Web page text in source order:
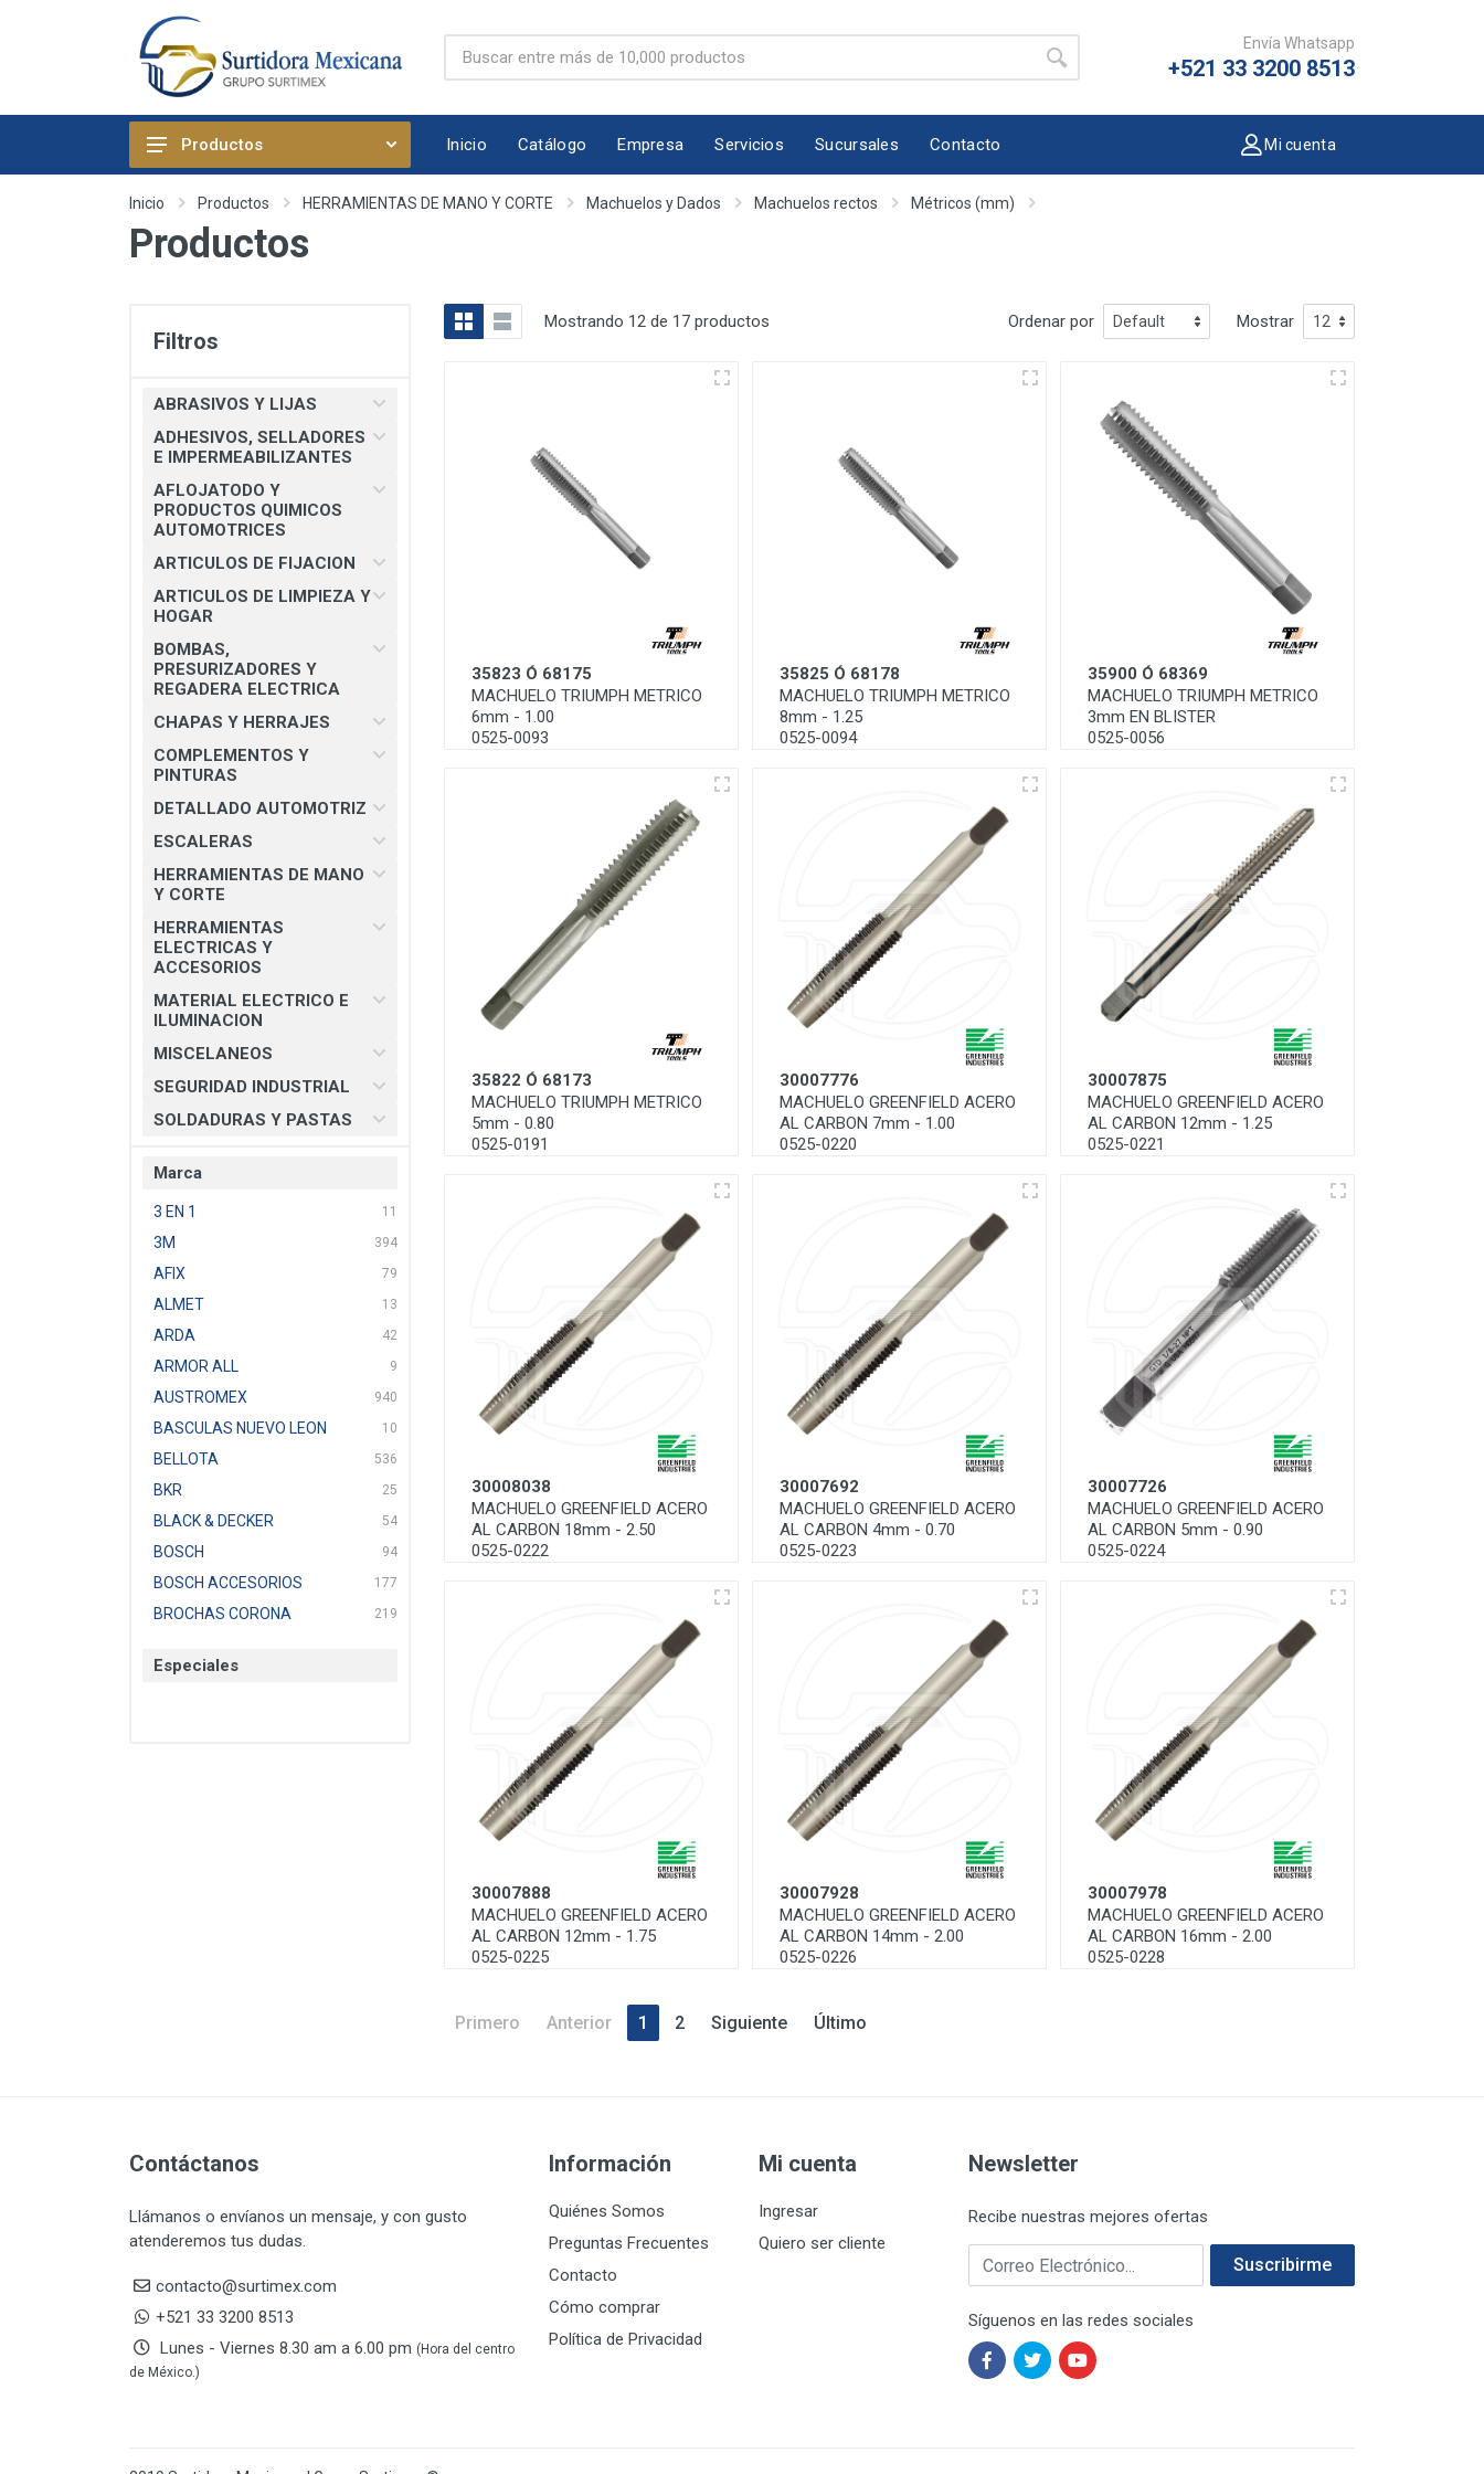
Envía Whatsapp
+521 33 3200 8513
ABRASIVOS Y LIJAS
ADHESIVOS, SELLADORES E
IMPERMEABILIZANTES
ARTICULOS DE FIJACION
HOGAR
BOMBAS, PRESURIZADORES Y
REGADERA ELECTRICA
CHAPAS Y HERRAJES
ESCALERAS
HERRAMIENTAS DE MANO Y
CORTE
HERRAMIENTAS ELECTRICAS Y
MATERIAL ELECTRICO E
MISCELANEOS
PRODUCTOS 3M
SOLDADURAS Y PASTAS
Productos Inicio Catálogo Empresa Servicios Sucursales Contacto Mi cuenta
Inicio Productos HERRAMIENTAS DE MANO Y CORTE Machuelos y Dados Machuelos rectos Métricos (mm)
Productos
Filtros
ABRASIVOS Y LIJAS
ADHESIVOS, SELLADORES
E IMPERMEABILIZANTES
AFLOJATODO Y
PRODUCTOS QUIMICOS
AUTOMOTRICES
ARTICULOS DE FIJACION
ARTICULOS DE LIMPIEZA Y
HOGAR
BOMBAS,
PRESURIZADORES Y
REGADERA ELECTRICA
CHAPAS Y HERRAJES
COMPLEMENTOS Y
PINTURAS
DETALLADO AUTOMOTRIZ
ESCALERAS
HERRAMIENTAS DE MANO
Y CORTE
HERRAMIENTAS
ELECTRICAS Y
ACCESORIOS
MATERIAL ELECTRICO E
ILUMINACION
MISCELANEOS
SEGURIDAD INDUSTRIAL
SOLDADURAS Y PASTAS
Marca
3 EN 1 11
3M 394
AFIX 79
ALMET 13
ARDA 42
ARMOR ALL 9
AUSTROMEX 940
BASCULAS NUEVO LEON 10
BELLOTA 536
BKR 25
BLACK & DECKER 54
BOSCH 94
BOSCH ACCESORIOS 177
BROCHAS CORONA 219
CAT
DEWALT HTA.MANUAL
E-Z WELD 20
EATON (COOPER-HARROW
EATON ROYER
20
Especiales
Mostrando 12 de 17 productos Ordenar por Mostrar
35823 Ó 68175
MACHUELO TRIUMPH METRICO
6mm - 1.00
0525-0093
35825 Ó 68178
MACHUELO TRIUMPH METRICO
8mm - 1.25
0525-0094
35900 Ó 68369
MACHUELO TRIUMPH METRICO
3mm EN BLISTER
0525-0056
35822 Ó 68173
MACHUELO TRIUMPH METRICO
5mm - 0.80
0525-0191
30007776
MACHUELO GREENFIELD ACERO
AL CARBON 7mm - 1.00
0525-0220
30007875
MACHUELO GREENFIELD ACERO
AL CARBON 12mm - 1.25
0525-0221
30008038
MACHUELO GREENFIELD ACERO
AL CARBON 18mm - 2.50
0525-0222
30007692
MACHUELO GREENFIELD ACERO
AL CARBON 4mm - 0.70
0525-0223
30007726
MACHUELO GREENFIELD ACERO
AL CARBON 5mm - 0.90
0525-0224
30007888
MACHUELO GREENFIELD ACERO
AL CARBON 12mm - 1.75
0525-0225
30007928
MACHUELO GREENFIELD ACERO
AL CARBON 14mm - 2.00
0525-0226
30007978
MACHUELO GREENFIELD ACERO
AL CARBON 16mm - 2.00
0525-0228
Primero Anterior 1 2 Siguiente Último
Contáctanos
Llámanos o envíanos un mensaje, y con gusto
atenderemos tus dudas.
contacto@surtimex.com
+521 33 3200 8513
Lunes - Viernes 8.30 am a 6.00 pm (Hora del centro
de México.)
Información
Quiénes Somos
Preguntas Frecuentes
Contacto
Cómo comprar
Política de Privacidad
Mi cuenta
Ingresar
Quiero ser cliente
Newsletter
Recibe nuestras mejores ofertas
Correo electrónico Suscribirme
Síguenos en las redes sociales